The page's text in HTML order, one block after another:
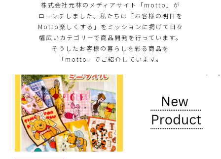
株式会社元林のメディアサイト「motto」が
ローンチしました。私たちは「お客様の明日を
Motto楽しくする」をミッションに掲げて日々
幅広いカテゴリーで商品開発を行っています。
そうしたお客様の暮らしを彩る商品を
「motto」でご紹介しています。